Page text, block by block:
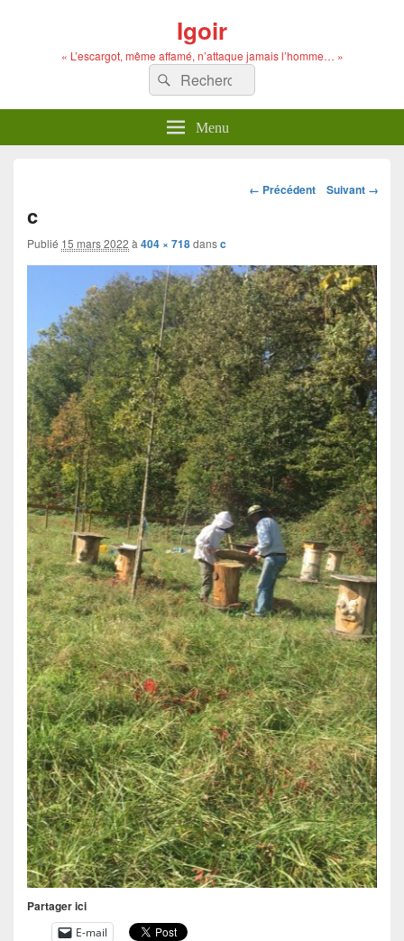
Igoir
« L’escargot, même affamé, n’attaque jamais l’homme… »
Recherche :
Rechercher
Menu
Navigation
← Précédent Suivant →
c
Publié 15 mars 2022 à 404 × 718dansc
Partager ici
E-mail